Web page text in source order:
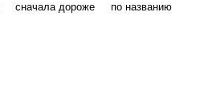
сначала дороже по названию